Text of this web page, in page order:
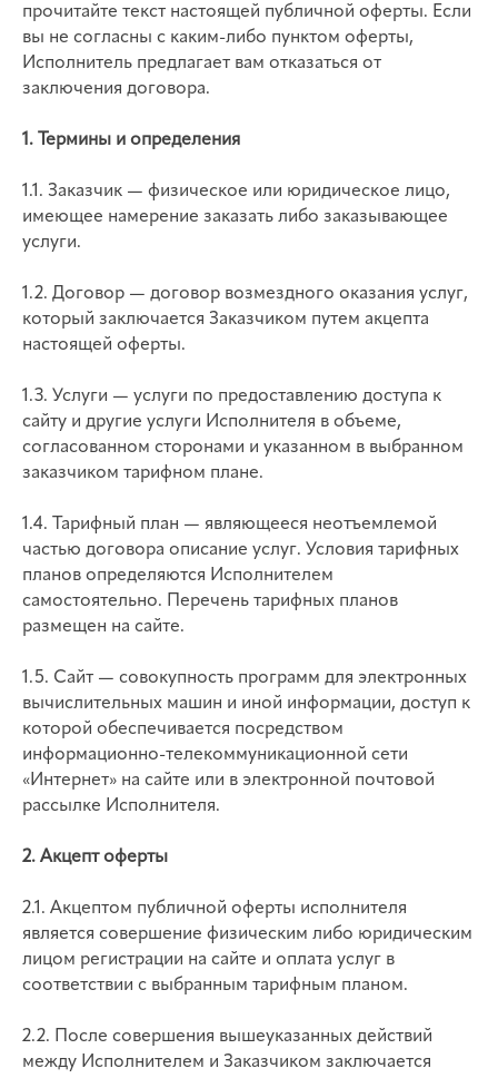
прочитайте текст настоящей публичной оферты. Если
вы не согласны с каким-либо пунктом оферты,
Исполнитель предлагает вам отказаться от
заключения договора.
1. Термины и определения
1.1. Заказчик — физическое или юридическое лицо,
имеющее намерение заказать либо заказывающее
услуги.
1.2. Договор — договор возмездного оказания услуг,
который заключается Заказчиком путем акцепта
настоящей оферты.
1.3. Услуги — услуги по предоставлению доступа к
сайту и другие услуги Исполнителя в объеме,
согласованном сторонами и указанном в выбранном
заказчиком тарифном плане.
1.4. Тарифный план — являющееся неотъемлемой
частью договора описание услуг. Условия тарифных
планов определяются Исполнителем
самостоятельно. Перечень тарифных планов
размещен на сайте.
1.5. Сайт — совокупность программ для электронных
вычислительных машин и иной информации, доступ к
которой обеспечивается посредством
информационно-телекоммуникационной сети
«Интернет» на сайте или в электронной почтовой
рассылке Исполнителя.
2. Акцепт оферты
2.1. Акцептом публичной оферты исполнителя
является совершение физическим либо юридическим
лицом регистрации на сайте и оплата услуг в
соответствии с выбранным тарифным планом.
2.2. После совершения вышеуказанных действий
между Исполнителем и Заказчиком заключается